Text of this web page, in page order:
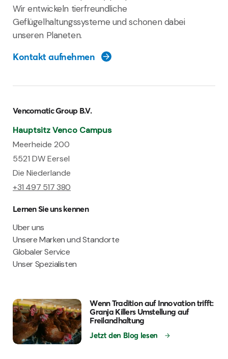
Wir entwickeln tierfreundliche
Geflügelhaltungssysteme und schonen dabei
unseren Planeten.
Kontakt aufnehmen
Vencomatic Group B.V.
Hauptsitz Venco Campus
Meerheide 200
5521 DW Eersel
Die Niederlande
+31 497 517 380
Lernen Sie uns kennen
Uber uns
Unsere Marken und Standorte
Globaler Service
Unser Spezialisten
Wenn Tradition auf Innovation trifft:
Granja Killers Umstellung auf
Freilandhaltung
Jetzt den Blog lesen